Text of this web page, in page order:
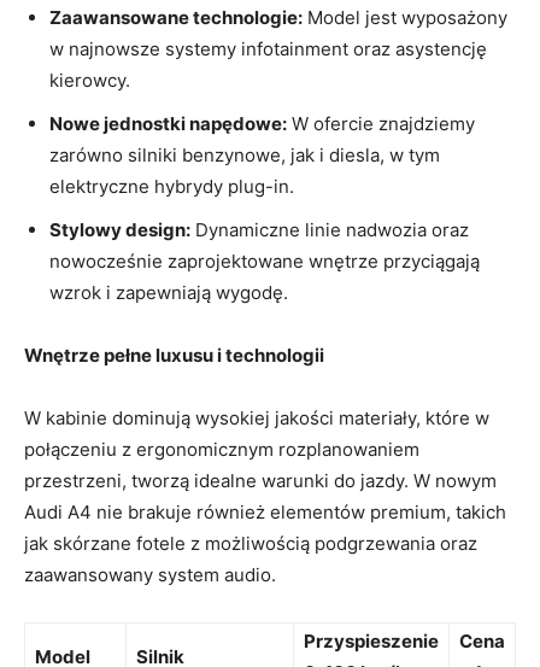
Zaawansowane technologie: Model jest wyposażony
w najnowsze systemy infotainment oraz asystencję
kierowcy.
Nowe jednostki napędowe: W ofercie znajdziemy
zarówno silniki benzynowe, jak i diesla, w tym
elektryczne hybrydy plug-in.
Stylowy design: Dynamiczne linie nadwozia oraz
nowocześnie zaprojektowane wnętrze przyciągają
wzrok i zapewniają wygodę.
Wnętrze pełne luxusu i technologii
W kabinie dominują wysokiej jakości materiały, które w
połączeniu z ergonomicznym rozplanowaniem
przestrzeni, tworzą idealne warunki do jazdy. W nowym
Audi A4 nie brakuje również elementów premium, takich
jak skórzane fotele z możliwością podgrzewania oraz
zaawansowany system audio.
Model Silnik
Przyspieszenie
Cena